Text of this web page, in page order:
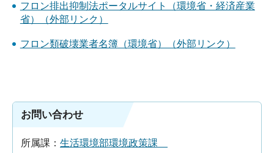
フロン排出抑制法ポータルサイト（環境省・経済産業
省）（外部リンク）
フロン類破壊業者名簿（環境省）（外部リンク）
お問い合わせ
所属課： 生活環境部環境政策課